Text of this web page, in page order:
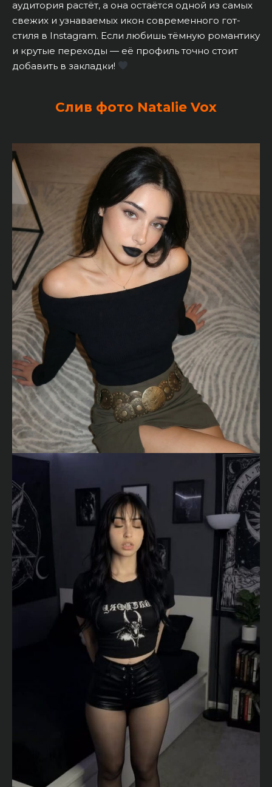
аудитория растёт, а она остаётся одной из самых
свежих и узнаваемых икон современного гот-
стиля в Instagram. Если любишь тёмную романтику
и крутые переходы — её профиль точно стоит
добавить в закладки!
Слив фото Natalie Vox